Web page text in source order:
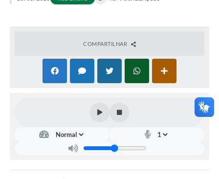
COMPARTILHAR